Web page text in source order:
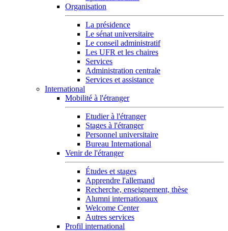
Organisation
La présidence
Le sénat universitaire
Le conseil administratif
Les UFR et les chaires
Services
Administration centrale
Services et assistance
International
Mobilité à l'étranger
Etudier à l'étranger
Stages à l'étranger
Personnel universitaire
Bureau International
Venir de l'étranger
Études et stages
Apprendre l'allemand
Recherche, enseignement, thèse
Alumni internationaux
Welcome Center
Autres services
Profil international